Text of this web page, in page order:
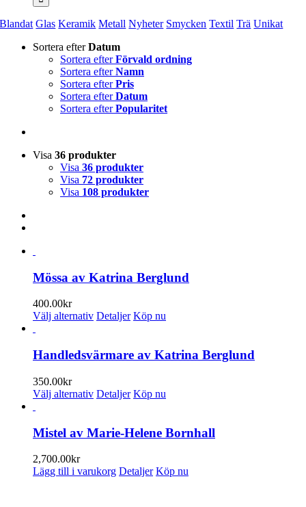
Blandat Glas Keramik Metall Nyheter Smycken Textil Trä Unikat
Sortera efterDatum
Sortera efterFörvald ordning
Sortera efterNamn
Sortera efterPris
Sortera efterDatum
Sortera efterPopularitet
Visa 36 produkter
Visa 36 produkter
Visa 72 produkter
Visa 108 produkter
Mössa av Katrina Berglund
400.00kr
Välj alternativ Den
har
flera
De
olika
kan
väljas
Detaljer Köp nu
Handledsvärmare av Katrina Berglund
350.00kr
Välj alternativ Den
har
flera
De
olika
Detaljer Köp nu
Mistel av Marie-Helene Bornhall
2,700.00kr
Lägg till i varukorg Detaljer Köp nu